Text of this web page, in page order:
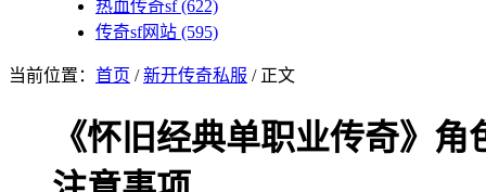
热血传奇sf(622)
传奇sf网站 (595)
当前位置： 首页 /新开传奇私服 / 正文
《怀旧经典单职业传奇》